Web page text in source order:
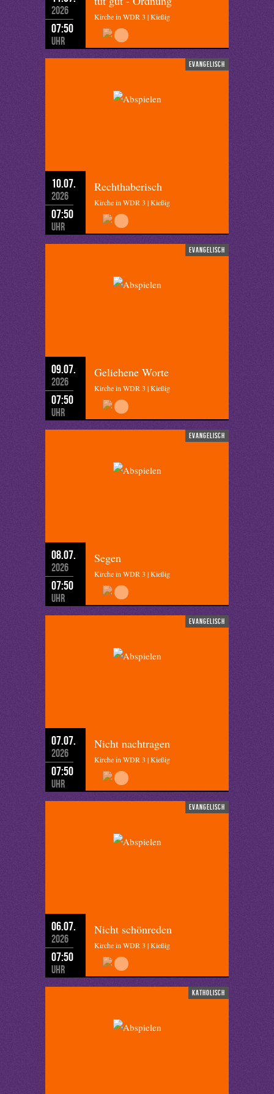
2026
07:50
Uhr
Kirche in WDR 3 | Kießig
evangelisch
10.07.
2026
07:50
Uhr
Rechthaberisch
Kirche in WDR 3 | Kießig
evangelisch
09.07.
2026
07:50
Uhr
Geliehene Worte
Kirche in WDR 3 | Kießig
evangelisch
08.07.
2026
07:50
Uhr
Segen
Kirche in WDR 3 | Kießig
evangelisch
07.07.
2026
07:50
Uhr
Nicht nachtragen
Kirche in WDR 3 | Kießig
evangelisch
06.07.
2026
07:50
Uhr
Nicht schönreden
Kirche in WDR 3 | Kießig
katholisch